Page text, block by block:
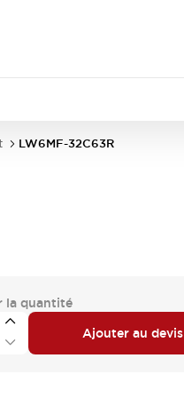
LW6MF-32C63R
la quantité
Ajouter au devis